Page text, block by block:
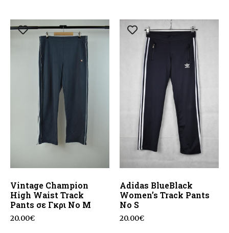
Vintage Champion
High Waist Track
Pants σε Γκρι No M
20.00€
Adidas BlueBlack
Women’s Track Pants
No S
20.00€